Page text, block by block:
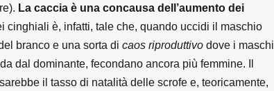
La caccia è una concausa dell’aumento dei
cinghiali è, infatti, tale che, quando uccidi il maschio
branco e una sorta di caos riproduttivo dove i maschi
dal dominante, fecondano ancora più femmine. Il
il tasso di natalità delle scrofe e, teoricamente,